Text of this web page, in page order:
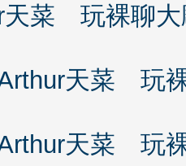
天菜 玩裸聊大
天菜 玩
天菜 玩